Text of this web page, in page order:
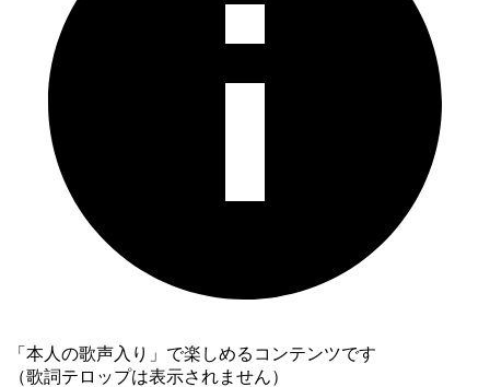
「本人の歌声入り」で楽しめるコンテンツです
（歌詞テロップは表示されません）